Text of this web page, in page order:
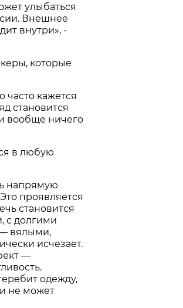
улыбаться
Внешнее
внутри», -
которые
кажется
становится
вообще ничего
в любую
напрямую
проявляется
становится
с долгими
вялыми,
исчезает.
—
одежду,
не может